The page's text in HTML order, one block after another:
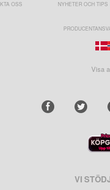
OSS NYHETER OCH TIPS
Visa
VI